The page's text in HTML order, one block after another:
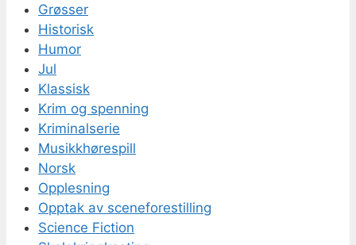
Grøsser
Historisk
Humor
Jul
Klassisk
Krim og spenning
Kriminalserie
Musikkhørespill
Norsk
Opplesning
Opptak av sceneforestilling
Science Fiction